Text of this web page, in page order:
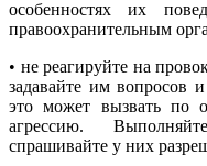
особенностях их
правоохранительным
• не реагируйте на
задавайте им вопросов
это может вызвать по
агрессию.
спрашивайте у них